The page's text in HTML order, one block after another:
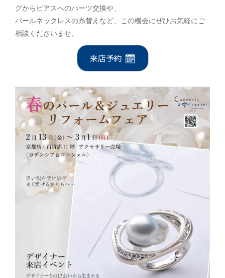
グからピアスへのパーツ交換や、
パールネックレスの糸替えなど、この機会にぜひお気軽にご
相談くださいませ。
来店予約